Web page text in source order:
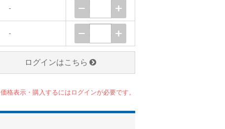
-
-
ログインはこちら
価格表示・購入するにはログインが必要です。